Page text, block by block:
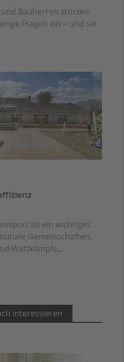
Bauherren stürzen
Fragen ein – und sie
ist ein wichtiges
Gemeinschaften.
Wettkämpfe...
interessieren